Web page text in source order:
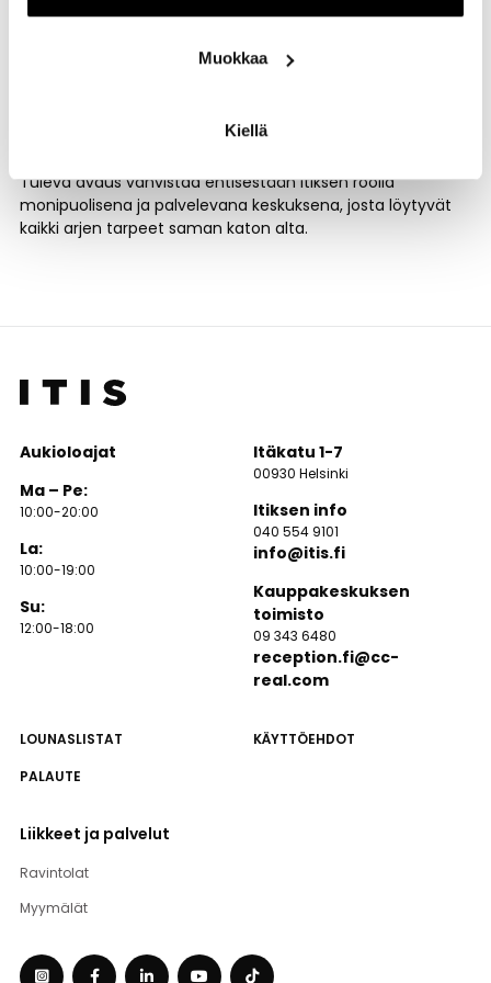
Muokkaa
Kiellä
kehittymistä. Näimme, että nyt oli oikea hetki täydentää
kysyntään,” kertoo Keskon Etelä-Suomen aluejohtaja Mika
K-Supermarketin myymälä suunnitellaan ja toteutetaan
alueen asiakastarpeita vastaavaksi kokonaisuudeksi.
Tuleva avaus vahvistaa entisestään Itiksen roolia
monipuolisena ja palvelevana keskuksena, josta löytyvät
kaikki arjen tarpeet saman katon alta.
LOUNASLISTAT
KÄYTTÖEHDOT
PALAUTE
Liikkeet ja palvelut
Ravintolat
Myymälät
Aukioloajat
Ma – Pe:
10:00-20:00
La:
10:00-19:00
Su:
12:00-18:00
Itäkatu 1-7
00930 Helsinki
Itiksen info
040 554 9101
info@itis.fi
Kauppakeskuksen
toimisto
09 343 6480
reception.fi@cc-
real.com